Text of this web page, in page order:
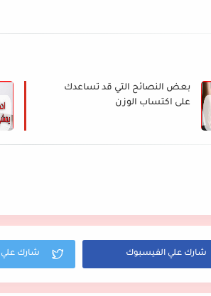
بعض النصائح التي قد تساعدك
على اكتساب الوزن